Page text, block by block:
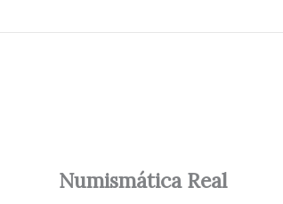
NumismáticaReal